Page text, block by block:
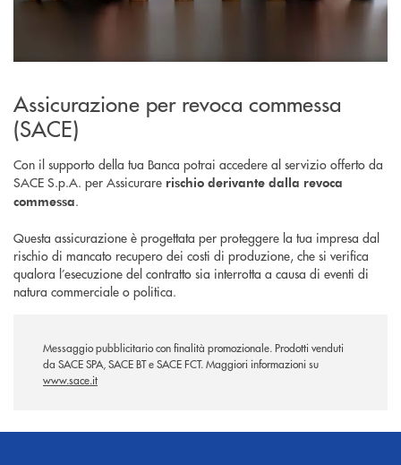
Assicurazione per revoca commessa
(SACE)
Con il supporto della tua Banca potrai accedere al servizio offerto da
SACE S.p.A. per Assicurare rischio derivante dalla revoca
commessa.
Questa assicurazione è progettata per proteggere la tua impresa dal
rischio di mancato recupero dei costi di produzione, che si verifica
qualora l’esecuzione del contratto sia interrotta a causa di eventi di
natura commerciale o politica.
Messaggio pubblicitario con finalità promozionale. Prodotti venduti
da SACE SPA, SACE BT e SACE FCT. Maggiori informazioni su
www.sace.it